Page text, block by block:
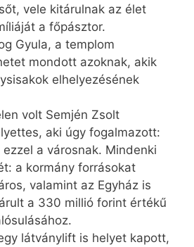
vele kitárulnak az élet
a főpásztor.
Gyula, a templom
mondott azoknak, akik
elhelyezésének
volt Semjén Zsolt
aki úgy fogalmazott:
a városnak. Mindenki
a kormány forrásokat
valamint az Egyház is
a 330 millió forint értékű
látványlift is helyet kapott,